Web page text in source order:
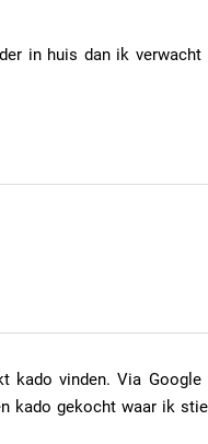
in huis dan ik verwacht
kado vinden. Via
kado gekocht waar ik